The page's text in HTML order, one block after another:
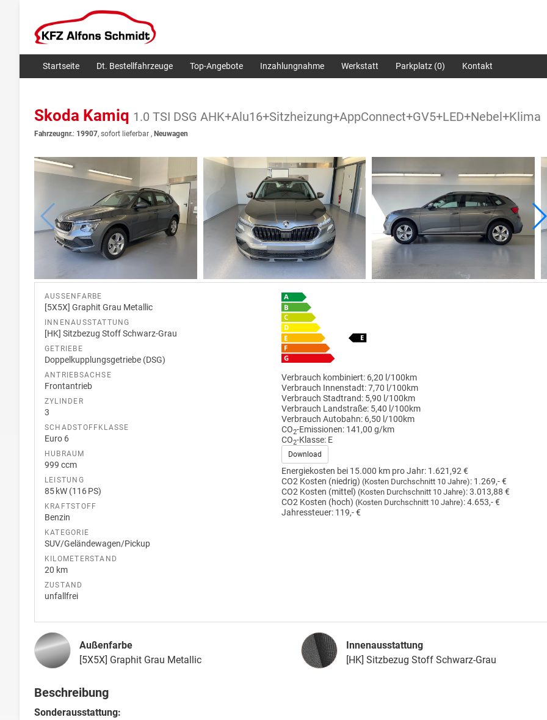
Startseite Dt. Bestellfahrzeuge Top-Angebote Inzahlungnahme Werkstatt Parkplatz (0) Kontakt
Skoda Kamiq 1.0 TSI DSG AHK+Alu16+Sitzheizung+AppConnect+GV5+LED+Nebel+Klima
Fahrzeugnr.: 19907, sofort lieferbar , Neuwagen
AUSSENFARBE
[5X5X] Graphit Grau Metallic
INNENAUSSTATTUNG
[HK] Sitzbezug Stoff Schwarz-Grau
GETRIEBE
Doppelkupplungsgetriebe (DSG)
ANTRIEBSACHSE
Frontantrieb
ZYLINDER
3
SCHADSTOFFKLASSE
Euro 6
HUBRAUM
999 ccm
LEISTUNG
85 kW (116 PS)
KRAFTSTOFF
Benzin
KATEGORIE
SUV/Geländewagen/Pickup
KILOMETERSTAND
20 km
ZUSTAND
unfallfrei
Verbrauch kombiniert: 6,20 l/100km
Verbrauch Innenstadt:7,70 l/100km
Verbrauch Stadtrand: 5,90 l/100km
Verbrauch Landstraße: 5,40 l/100km
Verbrauch Autobahn: 6,50 l/100km
CO2-Emissionen: 141,00 g/km
CO2-Klasse: E
Download
Energiekosten bei 15.000 km pro Jahr: 1.621,92 €
CO2 Kosten (niedrig) (Kosten Durchschnitt 10 Jahre): 1.269,- €
CO2 Kosten (mittel) (Kosten Durchschnitt 10 Jahre):3.013,88 €
CO2 Kosten (hoch) (Kosten Durchschnitt 10 Jahre):4.653,- €
Jahressteuer: 119,- €
Außenfarbe
[5X5X] Graphit Grau Metallic
Innenausstattung
Innenausstattung
[HK] Sitzbezug Stoff Schwarz-Grau
Beschreibung
Sonderausstattung: